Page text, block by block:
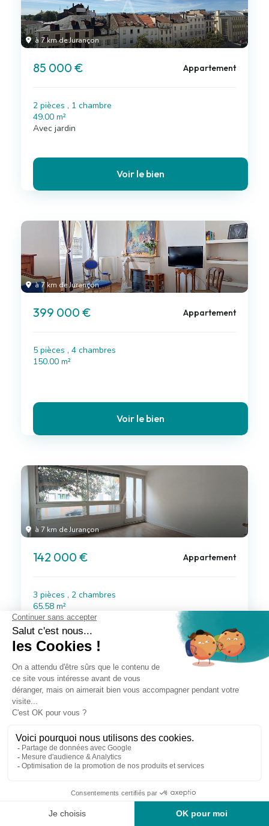
à 7 km de Jurançon
85 000 € Appartement
2 pièces , 1 chambre
49.00 m²
Avec jardin
Voir le bien
à 7 km de Jurançon
399 000 € Appartement
5 pièces , 4 chambres
150.00 m²
Voir le bien
à 7 km de Jurançon
142 000 € Appartement
3 pièces , 2 chambres
65.58 m²
Avec balcon
Voir le bien
Appartement